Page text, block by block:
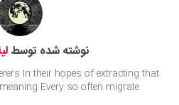
نوشته شده توسط
In their hopes of extracting that
Every so often migrate...